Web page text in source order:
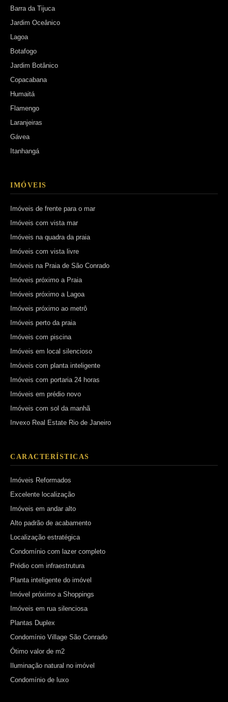
Barra da Tijuca
Jardim Oceânico
Lagoa
Botafogo
Jardim Botânico
Copacabana
Humaitá
Flamengo
Laranjeiras
Gávea
Itanhangá
IMÓVEIS
Imóveis de frente para o mar
Imóveis com vista mar
Imóveis na quadra da praia
Imóveis com vista livre
Imóveis na Praia de São Conrado
Imóveis próximo a Praia
Imóveis próximo a Lagoa
Imóveis próximo ao metrô
Imóveis perto da praia
Imóveis com piscina
Imóveis em local silencioso
Imóveis com planta inteligente
Imóveis com portaria 24 horas
Imóveis em prédio novo
Imóveis com sol da manhã
Invexo Real Estate Rio de Janeiro
CARACTERÍSTICAS
Imóveis Reformados
Excelente localização
Imóveis em andar alto
Alto padrão de acabamento
Localização estratégica
Condomínio com lazer completo
Prédio com infraestrutura
Planta inteligente do imóvel
Imóvel próximo a Shoppings
Imóveis em rua silenciosa
Plantas Duplex
Condomínio Village São Conrado
Ótimo valor de m2
Iluminação natural no imóvel
Condomínio de luxo